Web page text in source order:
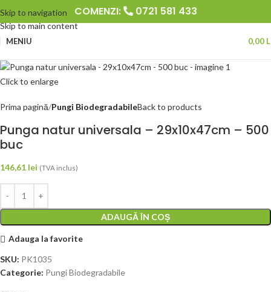
Skip to navigation
Skip to main content
COMENZI: 0721 581 433
MENIU 0,00
Click to enlarge
Prima pagină Pungi BiodegradabileBack to products
Punga natur universala – 29x10x47cm – 500
buc
146,61 lei (TVA inclus)
ADAUGĂ ÎN COȘ
Adauga la favorite
SKU: PK1035
Categorie: Pungi Biodegradabile